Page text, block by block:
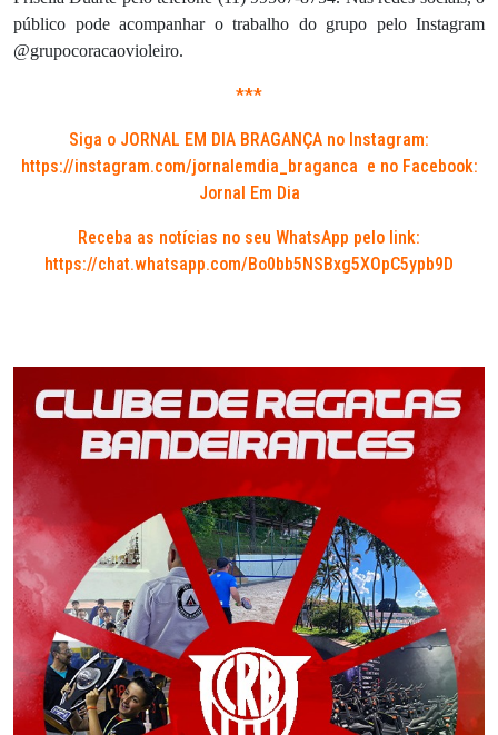
público pode acompanhar o trabalho do grupo pelo Instagram
@grupocoracaovioleiro.
***
Siga o JORNAL EM DIA BRAGANÇA no Instagram:
https://instagram.com/jornalemdia_braganca e no Facebook:
Jornal Em Dia
Receba as notícias no seu WhatsApp pelo link:
https://chat.whatsapp.com/Bo0bb5NSBxg5XOpC5ypb9D